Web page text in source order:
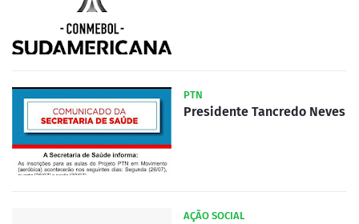
PTN
Presidente Tancredo Neves
AÇÃO SOCIAL